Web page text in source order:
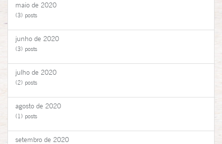
maio de 2020
(3) posts
junho de 2020
(3) posts
julho de 2020
(2) posts
agosto de 2020
(1) posts
setembro de 2020